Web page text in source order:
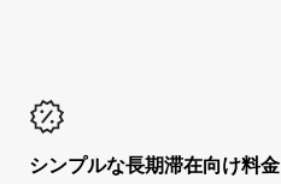
シンプルな長期滞在向け料金